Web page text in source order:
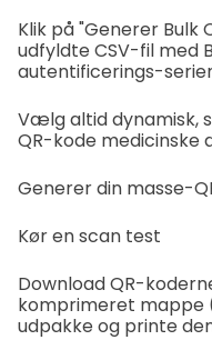
Klik på "Generer Bulk
udfyldte CSV-fil med
autentificerings-
Vælg altid dynamisk,
QR-kode medicinske
Generer din masse-
Kør en scan test
Download QR-
komprimeret
udpakke og printe